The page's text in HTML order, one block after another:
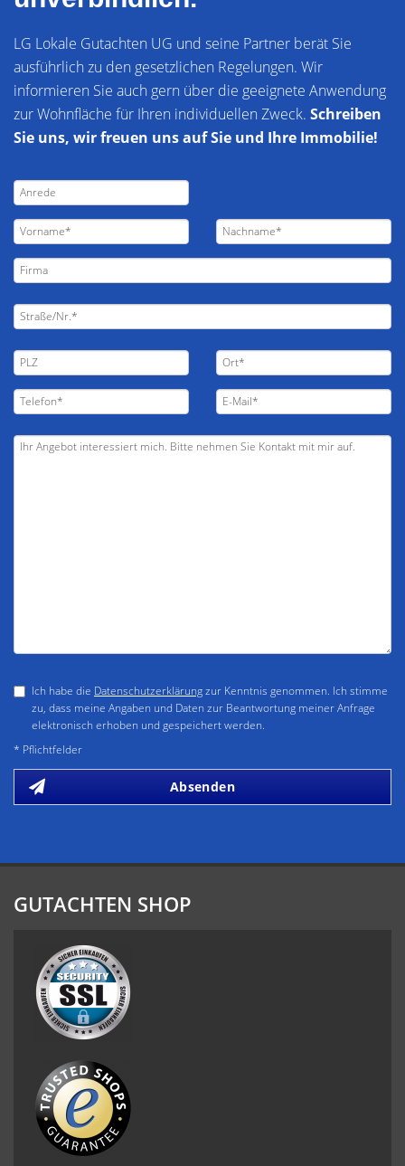
LG Lokale Gutachten UG und seine Partner berät Sie
ausführlich zu den gesetzlichen Regelungen. Wir
informieren Sie auch gern über die geeignete Anwendung
zur Wohnfläche für Ihren individuellen Zweck. Schreiben
Sie uns, wir freuen uns auf Sie und Ihre Immobilie!
Ich habe die Datenschutzerklärungzur Kenntnis genommen. Ich stimme
zu, dass meine Angaben und Daten zur Beantwortung meiner Anfrage
elektronisch erhoben und gespeichert werden.
* Pflichtfelder
Absenden
GUTACHTEN SHOP